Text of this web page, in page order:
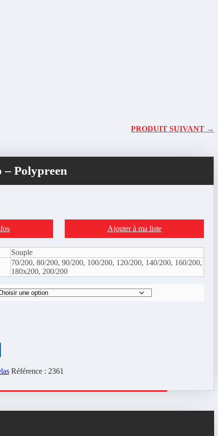
PRODUIT SUIVANT →
– Polypreen
:
Ajouter à ma liste
Souple
70/200, 80/200, 90/200, 100/200, 120/200, 140/200, 160/200,
180x200, 200/200
LinkedIn
Référence : 2361